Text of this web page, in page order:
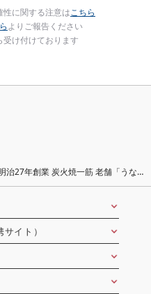
に関する注意はこちら
よりご報告ください
受け付けております
治27年創業 炭火焼一筋 老舗「うな
イト）